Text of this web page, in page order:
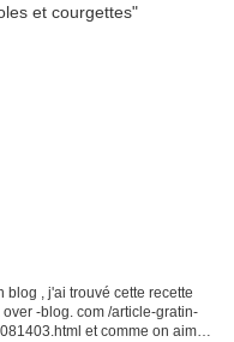
blog , j'ai trouvé cette recette
-blog. com /article-gratin-
et comme on aime